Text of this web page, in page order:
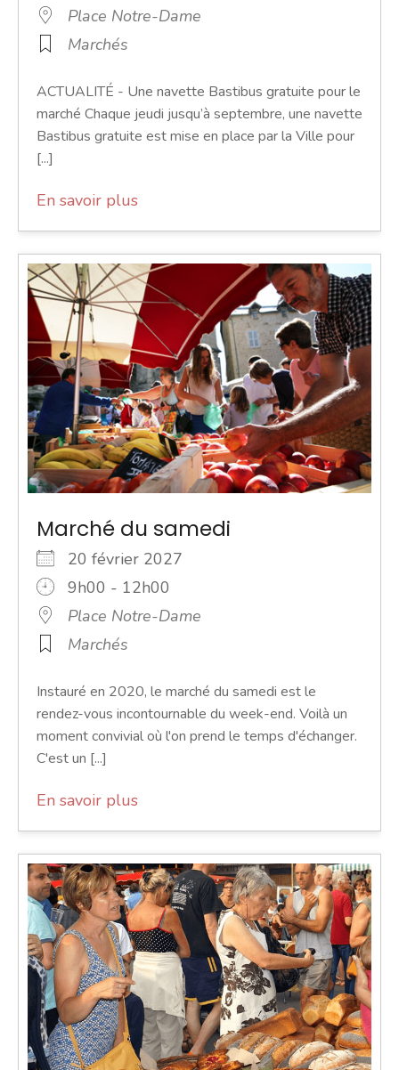
Place Notre-Dame
Marchés
ACTUALITÉ - Une navette Bastibus gratuite pour le
marché Chaque jeudi jusqu’à septembre, une navette
Bastibus gratuite est mise en place par la Ville pour
[...]
En savoir plus
Marché du samedi
20 février 2027
9h00 - 12h00
Place Notre-Dame
Marchés
Instauré en 2020, le marché du samedi est le
rendez-vous incontournable du week-end. Voilà un
moment convivial où l'on prend le temps d'échanger.
C'est un [...]
En savoir plus